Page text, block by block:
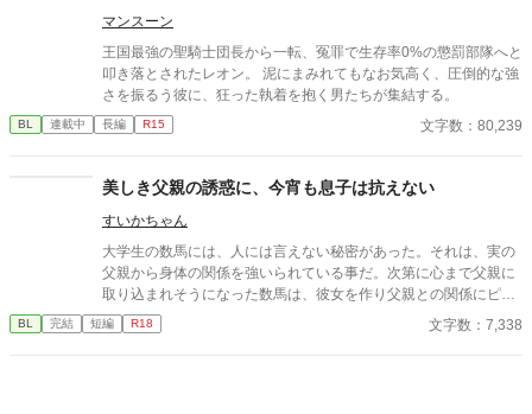
マンスーン
​王国最強の聖騎士団長から一転、冤罪で生存率0%の懲罰部隊へと
叩き落とされたレオン。 泥にまみれてもなお気高く、圧倒的な強
さを振るう彼に、狂った執着を抱く男たちが集結する。
BL 連載中 長編 R15 文字数：80,239
美しき父親の誘惑に、今宵も息子は抗えない
すいかちゃん
大学生の数馬には、人には言えない秘密があった。それは、実の
父親から身体の関係を強いられている事だ。次第に心まで父親に
取り込まれそうになった数馬は、彼女を作り父親との関係にピリ
オドを打とうとする。だが、父の誘惑は止まる事はなかった。 実
の親子による禁断の関係です。
BL 完結 短編 R18 文字数：7,338